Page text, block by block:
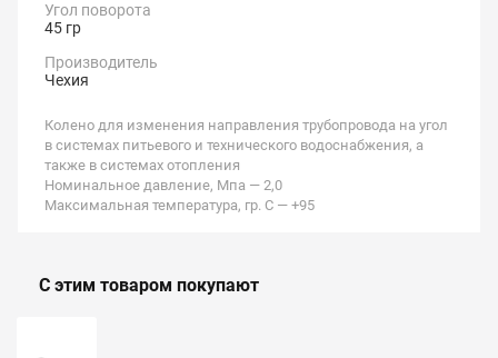
Угол поворота
45 гр
Производитель
Чехия
Колено для изменения направления трубопровода на угол
в системах питьевого и технического водоснабжения, а
также в системах отопления
Номинальное давление, Мпа — 2,0
Максимальная температура, гр. С — +95
С этим товаром покупают